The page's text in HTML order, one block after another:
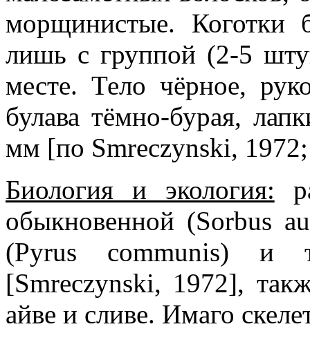
морщинистые. Коготки
лишь с группой (2-5
месте. Тело чёрное,
булава тёмно-бурая,
мм [по Smreczynski,
Биология и экология:
обыкновенной (Sorbus
(Pyrus communis) и
[Smreczynski, 1972],
айве и сливе. Имаго